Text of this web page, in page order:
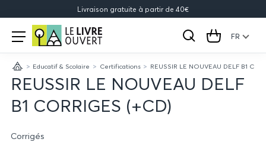
Livraison gratuite à partir de 40€
Le
Livre
Ouvert
Open
menu
Rechercher
Cart FR
AccueilEducatif & Scolaire Certifications REUSSIR LE NOUVEAU DELF B1
REUSSIR LE NOUVEAU DELF
B1 CORRIGES (+CD)
Corrigés